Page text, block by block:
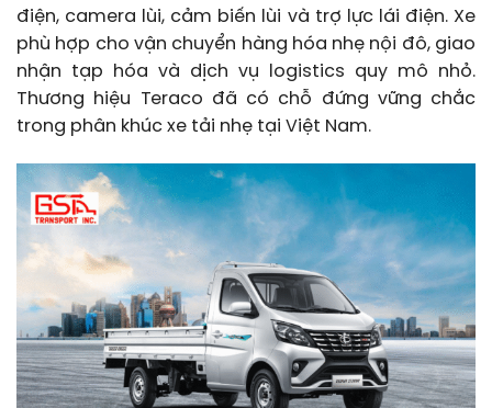
điện, camera lùi, cảm biến lùi và trợ lực lái điện. Xe
phù hợp cho vận chuyển hàng hóa nhẹ nội đô, giao
nhận tạp hóa và dịch vụ logistics quy mô nhỏ.
Thương hiệu Teraco đã có chỗ đứng vững chắc
trong phân khúc xe tải nhẹ tại Việt Nam.